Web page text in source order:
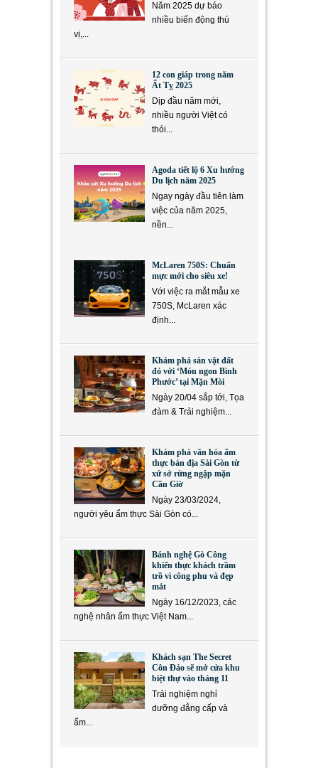
Năm 2025 dự báo
nhiều biến động thú
vị,...
12 con giáp trong năm
Ất Tỵ 2025
Dịp đầu năm mới,
nhiều người Việt có
thói...
Agoda tiết lộ 6 Xu hướng
Du lịch năm 2025
Ngay ngày đầu tiên làm
việc của năm 2025,
nền...
McLaren 750S: Chuẩn
mực mới cho siêu xe!
Với việc ra mắt mẫu xe
750S, McLaren xác
định...
Khám phá sản vật đất
đỏ với ‘Món ngon Bình
Phước’ tại Mặn Mòi
Ngày 20/04 sắp tới, Tọa
đàm & Trải nghiệm...
Khám phá văn hóa ẩm
thực bản địa Sài Gòn từ
xứ sở rừng ngập mặn
Cần Giờ
Ngày 23/03/2024,
người yêu ẩm thực Sài Gòn có...
Bánh nghệ Gò Công
khiến thực khách trầm
trồ vì công phu và đẹp
mắt
Ngày 16/12/2023, các
nghệ nhân ẩm thực Việt Nam...
Khách sạn The Secret
Côn Đảo sẽ mở cửa khu
biệt thự vào tháng 11
Trải nghiệm nghỉ
dưỡng đẳng cấp và
ẩm...